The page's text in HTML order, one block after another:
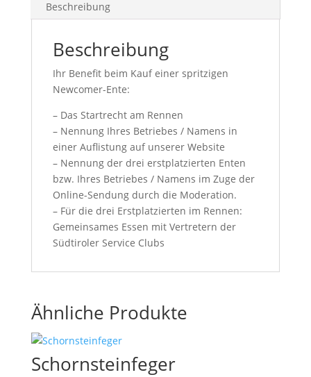
Beschreibung
Beschreibung
Ihr Benefit beim Kauf einer spritzigen
Newcomer-Ente:
– Das Startrecht am Rennen
– Nennung Ihres Betriebes / Namens in
einer Auflistung auf unserer Website
– Nennung der drei erstplatzierten Enten
bzw. Ihres Betriebes / Namens im Zuge der
Online-Sendung durch die Moderation.
– Für die drei Erstplatzierten im Rennen:
Gemeinsames Essen mit Vertretern der
Südtiroler Service Clubs
Ähnliche Produkte
Schornsteinfeger